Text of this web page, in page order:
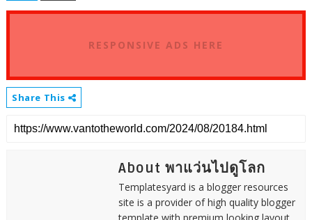
RESPONSIVE ADS HERE
Share This
About พาแว่นไปดูโลก
Templatesyard is a blogger resources
site is a provider of high quality blogger